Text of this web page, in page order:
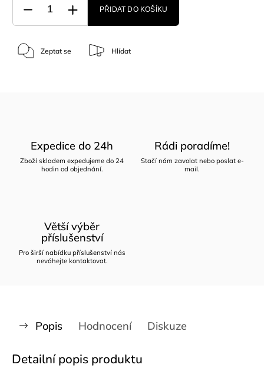
PŘIDAT DO KOŠÍKU
Zeptat se Hlídat
Expedice do 24h
Zboží skladem expedujeme do 24
hodin od objednání.
Rádi poradíme!
Stačí nám zavolat nebo poslat e-
mail.
Větší výběr
příslušenství
Pro širší nabídku příslušenství nás
neváhejte kontaktovat.
Popis Hodnocení Diskuze
Detailní popis produktu